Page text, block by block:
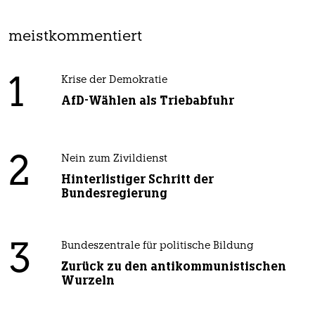
meistkommentiert
1 Krise der Demokratie
AfD-Wählen als Triebabfuhr
2 Nein zum Zivildienst
Hinterlistiger Schritt der
Bundesregierung
3 Bundeszentrale für politische Bildung
Zurück zu den antikommunistischen
Wurzeln